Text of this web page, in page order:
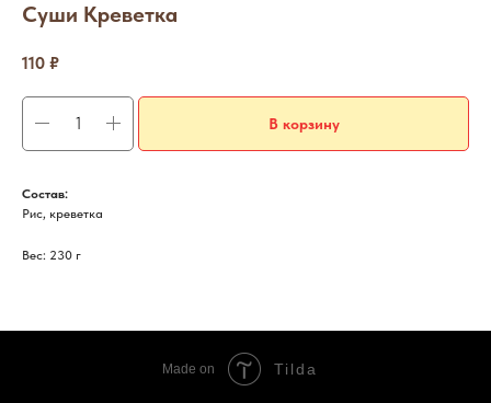
Суши Креветка
110 ₽
В корзину
Состав:
Рис, креветка
Вес: 230 г
Made on Tilda